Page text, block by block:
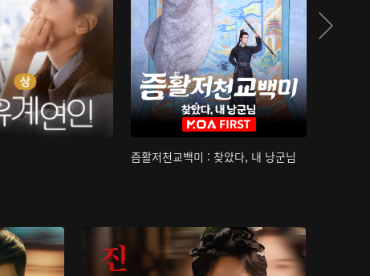
즘활저천교백미 : 찾았다, 내 낭군님